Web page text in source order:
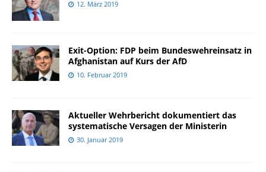
12. März 2019
Exit-Option: FDP beim Bundeswehreinsatz in
Afghanistan auf Kurs der AfD
10. Februar 2019
Aktueller Wehrbericht dokumentiert das
systematische Versagen der Ministerin
30. Januar 2019